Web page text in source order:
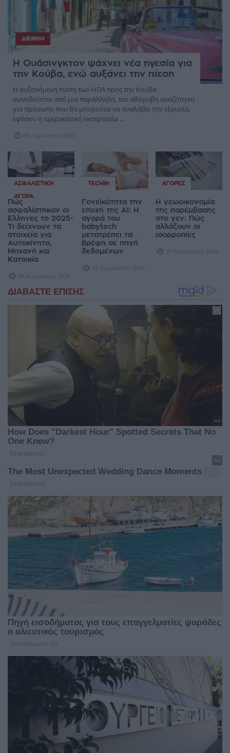
ΔΙΕΘΝΉ
Η Ουάσινγκτον ψάχνει νέα ηγεσία για
την Κούβα, ενώ αυξάνει την πίεση
Η αυξανόμενη πίεση των ΗΠΑ προς την Κούβα
συνοδεύεται από μια παράλληλη, πιο αθόρυβη αναζήτηση
για πρόσωπο που θα μπορούσε να αναλάβει την εξουσία,
εφόσον η αμερικανική εκστρατεία ...
08 Αυγούστου 2026
ΑΣΦΑΛΙΣΤΙΚΉ
ΑΓΟΡΆ
Πώς
ασφαλίστηκαν οι
Έλληνες το 2025-
Τι δείχνουν τα
στοιχεία για
Αυτοκίνητο,
Μηχανή και
Κατοικία
08 Αυγούστου 2026
TECHIN
Γονεϊκότητα την
εποχή της AI: Η
αγορά του
babytech
μετατρέπει τα
βρέφη σε πηγή
δεδομένων
07 Αυγούστου 2026
ΑΓΟΡΈΣ
Η γεωοικονομία
της παρέμβασης
στο γεν: Πώς
αλλάζουν οι
ισορροπίες
07 Αυγούστου 2026